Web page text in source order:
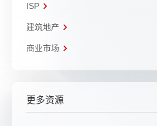
ISP
建筑地产
商业市场
更多资源